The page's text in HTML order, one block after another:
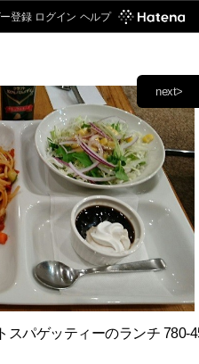
登録 ログイン ヘルプ
next>
スパゲッティーのランチ 780-